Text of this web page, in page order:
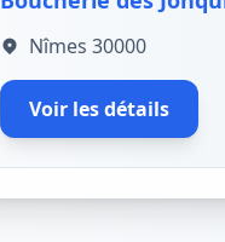
Nîmes 30000
Voir les détails